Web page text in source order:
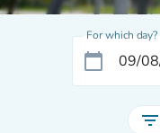
For which day?
calendar_today
filter_list